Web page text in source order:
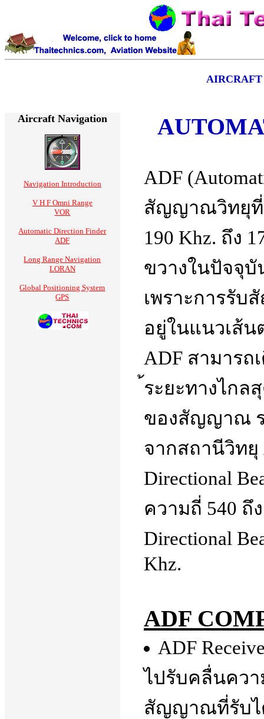
Aircraft Navigation
Navigation Introduction
V H F Omni Range
VOR
Automatic Direction Finder
ADF
Long Range Navigation
LORAN
Global Positioning System
GPS
ADF
สัญญาณวิทยุที่
190 Khz. ถึง
ขวางในปัจจุบั
เพราะการรั
อยู่ในแนวเส้
ADF สามารถ
ระยะทางไก
ของสัญญาณ
จากสถานีวิทยุ
Directional
ความถี่ 540 ถึ
Directional
Khz.
ADF
ADF
ไปรับคลื่นคว
สัญญาณที่รับไ